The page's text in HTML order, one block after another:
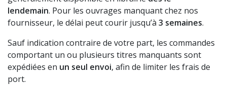
lendemain. Pour les ouvrages manquant chez nos
fournisseur, le délai peut courir jusqu’à 3 semaines.
Sauf indication contraire de votre part, les commandes
comportant un ou plusieurs titres manquants sont
expédiées en un seul envoi, afin de limiter les frais de
port.